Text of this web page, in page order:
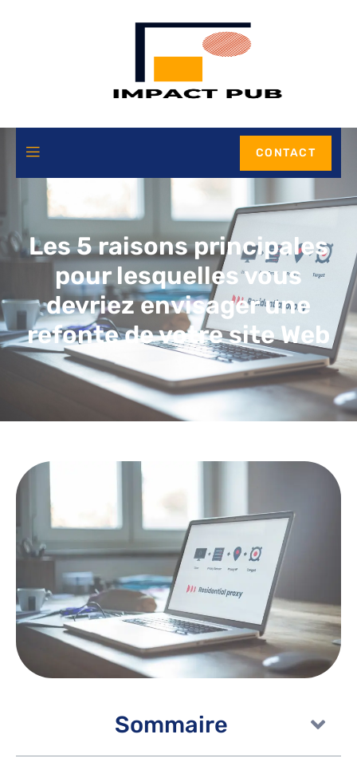
CONTACT
Les 5 raisons principales
pour lesquelles vous
devriez envisager une
refonte de votre site Web
Sommaire